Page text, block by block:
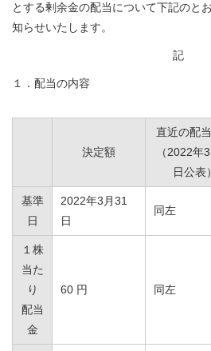
とする剰余金の配当について下記のと
知らせいたします。
記
１．配当の内容
決定額
直近の配
（2022年
日公表）
基準
日
2022年3月31
日
同左
１株
当た
り
配当
金
60 円 同左